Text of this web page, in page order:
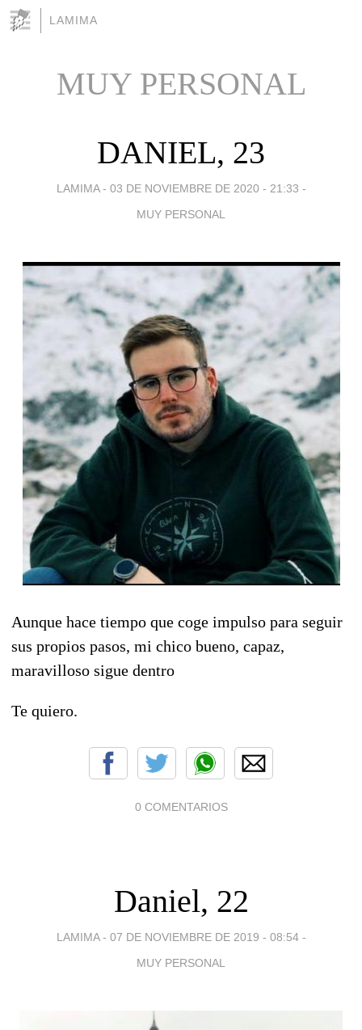
LAMIMA
MUY PERSONAL
DANIEL, 23
LAMIMA - 03 DE NOVIEMBRE DE 2020 - 21:33 -
MUY PERSONAL
Aunque hace tiempo que coge impulso para seguir
sus propios pasos, mi chico bueno, capaz,
maravilloso sigue dentro
Te quiero.
0 COMENTARIOS
Daniel, 22
LAMIMA - 07 DE NOVIEMBRE DE 2019 - 08:54 -
MUY PERSONAL